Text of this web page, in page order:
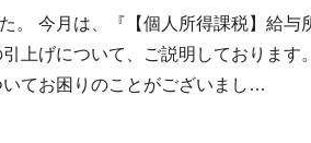
今月は、『【個人所得課税】給与
上げについて、ご説明しておりま
てお困りのことがございまし…